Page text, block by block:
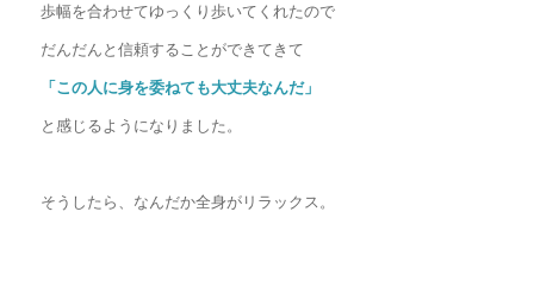
歩幅を合わせてゆっくり歩いてくれたので
だんだんと信頼することができてきて
「この人に身を委ねても大丈夫なんだ」
と感じるようになりました。
そうしたら、なんだか全身がリラックス。